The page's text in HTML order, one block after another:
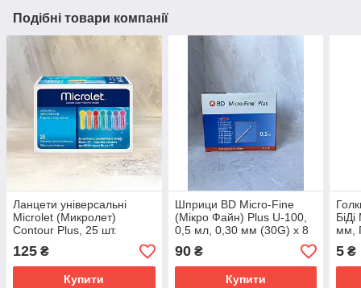
Подібні товари компанії
Ланцети універсальні
Microlet (Микролет)
Сontour Plus, 25 шт.
125 ₴
Купити
Шприци BD Micro-Fine
(Мікро Файн) Plus U-100,
0,5 мл, 0,30 мм (30G) х 8
90₴
Купити
мм,
5 ₴